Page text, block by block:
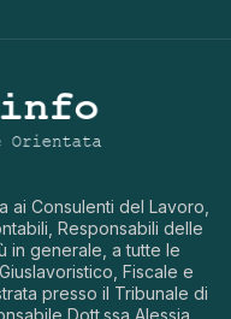
ai Consulenti del Lavoro,
Responsabili delle
in generale, a tutte le
Fiscale e
presso il Tribunale di